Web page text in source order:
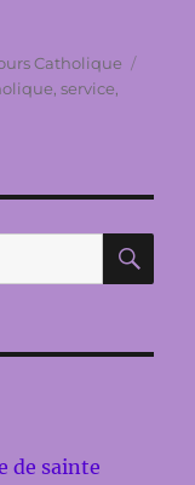
Catholique
,service,
de sainte